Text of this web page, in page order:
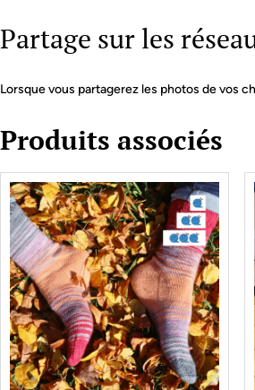
Partage sur les
Lorsque vous partagerez les photos de vos
Produits associés